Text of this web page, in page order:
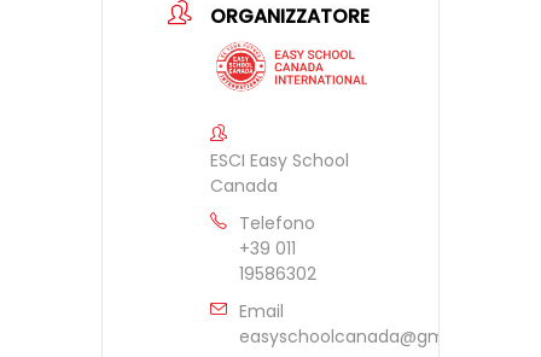
ORGANIZZATORE
ESCI Easy School
Canada
Telefono
+39 011
19586302
Email
easyschoolcanada@gmail.com